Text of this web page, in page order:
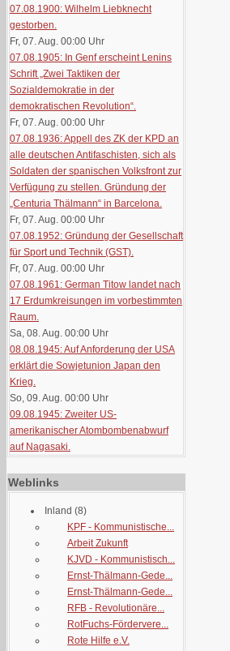
07.08.1900: Wilhelm Liebknecht
gestorben.
Fr, 07. Aug. 00:00 Uhr
07.08.1905: In Genf erscheint Lenins
Schrift „Zwei Taktiken der
Sozialdemokratie in der
demokratischen Revolution“.
Fr, 07. Aug. 00:00 Uhr
07.08.1936: Appell des ZK der KPD an
alle deutschen Antifaschisten, sich als
Soldaten der spanischen Volksfront zur
Verfügung zu stellen. Gründung der
„Centuria Thälmann“ in Barcelona.
Fr, 07. Aug. 00:00 Uhr
07.08.1952: Gründung der Gesellschaft
für Sport und Technik (GST).
Fr, 07. Aug. 00:00 Uhr
07.08.1961: German Titow landet nach
17 Erdumkreisungen im vorbestimmten
Raum.
Sa, 08. Aug. 00:00 Uhr
08.08.1945: Auf Anforderung der USA
erklärt die Sowjetunion Japan den
Krieg.
So, 09. Aug. 00:00 Uhr
09.08.1945: Zweiter US-
amerikanischer Atombombenabwurf
auf Nagasaki.
Weblinks
Inland (8)
KPF - Kommunistische...
Arbeit Zukunft
KJVD - Kommunistisch...
Ernst-Thälmann-Gede...
Ernst-Thälmann-Gede...
RFB - Revolutionäre...
RotFuchs-Fördervere...
Rote Hilfe e.V.